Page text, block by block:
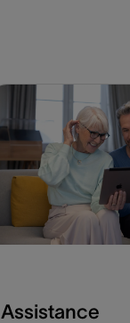
Assistance